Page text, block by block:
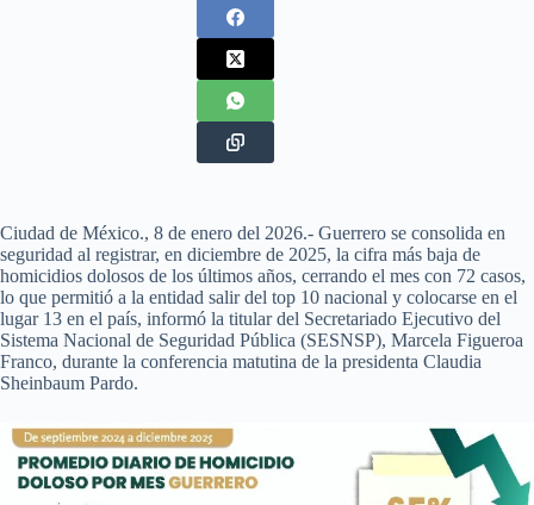
Ciudad de México., 8 de enero del 2026.- Guerrero se consolida en
seguridad al registrar, en diciembre de 2025, la cifra más baja de
homicidios dolosos de los últimos años, cerrando el mes con 72 casos,
lo que permitió a la entidad salir del top 10 nacional y colocarse en el
lugar 13 en el país, informó la titular del Secretariado Ejecutivo del
Sistema Nacional de Seguridad Pública (SESNSP), Marcela Figueroa
Franco, durante la conferencia matutina de la presidenta Claudia
Sheinbaum Pardo.